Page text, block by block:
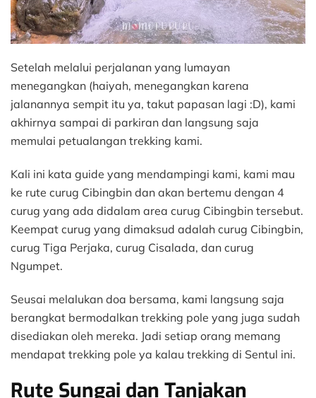
Setelah melalui perjalanan yang lumayan
menegangkan (haiyah, menegangkan karena
jalanannya sempit itu ya, takut papasan lagi :D), kami
akhirnya sampai di parkiran dan langsung saja
memulai petualangan trekking kami.
Kali ini kata guide yang mendampingi kami, kami mau
ke rute curug Cibingbin dan akan bertemu dengan 4
curug yang ada didalam area curug Cibingbin tersebut.
Keempat curug yang dimaksud adalah curug Cibingbin,
curug Tiga Perjaka, curug Cisalada, dan curug
Ngumpet.
Seusai melalukan doa bersama, kami langsung saja
berangkat bermodalkan trekking pole yang juga sudah
disediakan oleh mereka. Jadi setiap orang memang
mendapat trekking pole ya kalau trekking di Sentul ini.
Rute Sungai dan Tanjakan